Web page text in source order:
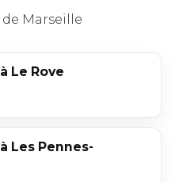
Marseille
Le Rove
Les Pennes-